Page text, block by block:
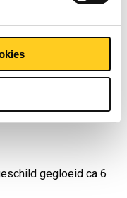
gegloeid ca 6
gegloeid ca 6